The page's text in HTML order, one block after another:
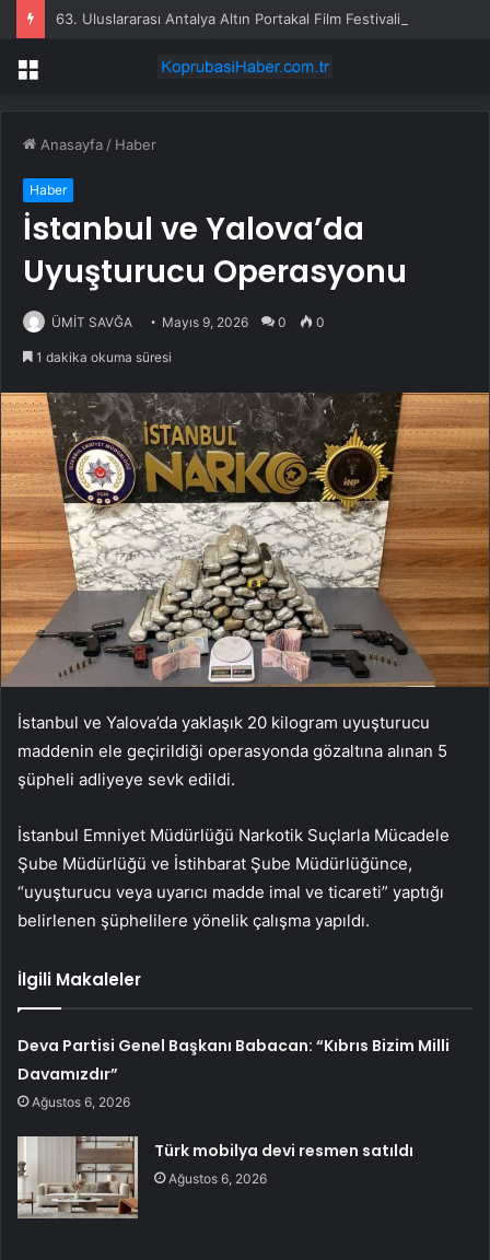
Menü
Anasayfa / Haber
Haber
İstanbul ve Yalova’da
Uyuşturucu Operasyonu
ÜMİT SAVĞA Mayıs 9, 2026 0 0
1 dakika okuma süresi
İstanbul ve Yalova’da yaklaşık 20 kilogram uyuşturucu
maddenin ele geçirildiği operasyonda gözaltına alınan 5
şüpheli adliyeye sevk edildi.
İstanbul Emniyet Müdürlüğü Narkotik Suçlarla Mücadele
Şube Müdürlüğü ve İstihbarat Şube Müdürlüğünce,
“uyuşturucu veya uyarıcı madde imal ve ticareti” yaptığı
belirlenen şüphelilere yönelik çalışma yapıldı.
İlgili Makaleler
Deva Partisi Genel Başkanı Babacan: “Kıbrıs Bizim Milli
Davamızdır”
Ağustos 6, 2026
Türk mobilya devi resmen satıldı
Ağustos 6, 2026